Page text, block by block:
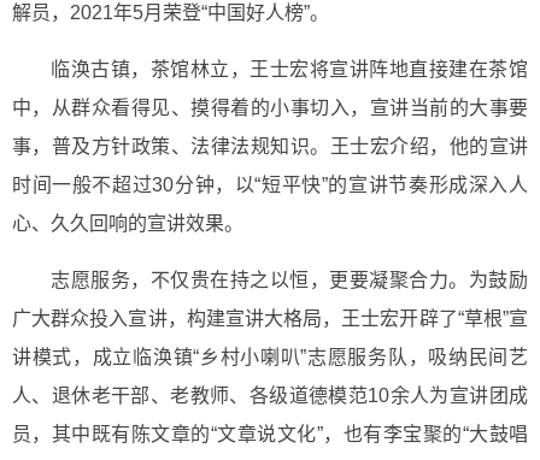
解员，2021年5月荣登“中国好人榜”。
临涣古镇，茶馆林立，王士宏将宣讲阵地直接建在茶馆
中，从群众看得见、摸得着的小事切入，宣讲当前的大事要
事，普及方针政策、法律法规知识。王士宏介绍，他的宣讲
时间一般不超过30分钟，以“短平快”的宣讲节奏形成深入人
心、久久回响的宣讲效果。
志愿服务，不仅贵在持之以恒，更要凝聚合力。为鼓励
广大群众投入宣讲，构建宣讲大格局，王士宏开辟了“草根”宣
讲模式，成立临涣镇“乡村小喇叭”志愿服务队，吸纳民间艺
人、退休老干部、老教师、各级道德模范10余人为宣讲团成
员，其中既有陈文章的“文章说文化”，也有李宝聚的“大鼓唱